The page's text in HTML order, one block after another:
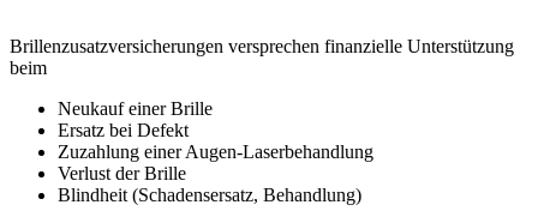
Brillenzusatzversicherungen versprechen finanzielle Unterstützung
beim
Neukauf einer Brille
Ersatz bei Defekt
Zuzahlung einer Augen-Laserbehandlung
Verlust der Brille
Blindheit (Schadensersatz, Behandlung)